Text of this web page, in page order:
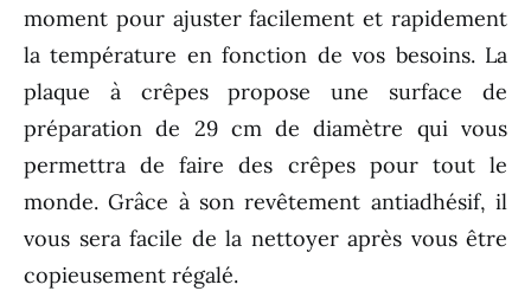
moment pour ajuster facilement et rapidement
la température en fonction de vos besoins. La
plaque à crêpes propose une surface de
préparation de 29 cm de diamètre qui vous
permettra de faire des crêpes pour tout le
monde. Grâce à son revêtement antiadhésif, il
vous sera facile de la nettoyer après vous être
copieusement régalé.